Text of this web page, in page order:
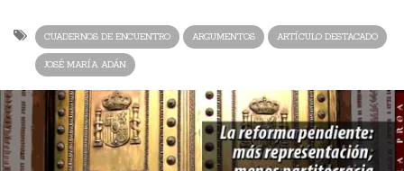
CUADERNOS DE ENCUENTRO ARGUMENTOS ARTÍCULO DESTACADO
JOSÉ MARÍA ADÁN